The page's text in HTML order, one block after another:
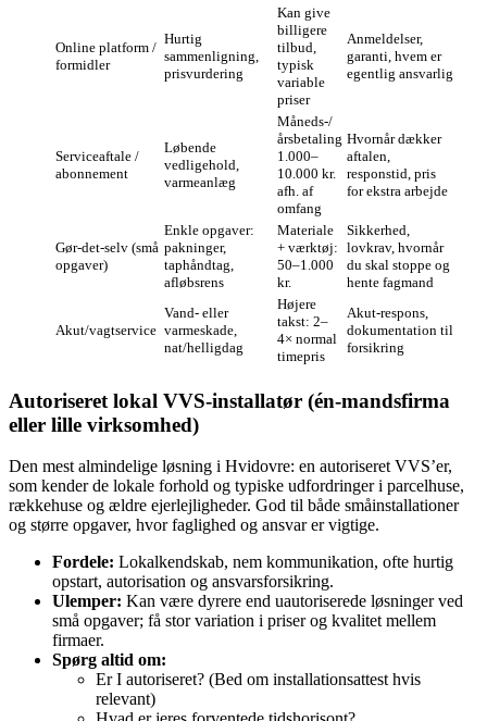
Online platform /
formidler
Hurtig
sammenligning,
prisvurdering
Kan give
billigere
tilbud,
typisk
variable
priser
Anmeldelser,
garanti, hvem er
egentlig ansvarlig
Serviceaftale /
abonnement
Løbende
vedligehold,
varmeanlæg
Måneds-/
årsbetaling
1.000–
10.000 kr.
afh. af
omfang
Hvornår dækker
aftalen,
responstid, pris
for ekstra arbejde
Gør‑det‑selv (små
opgaver)
Enkle opgaver:
pakninger,
taphåndtag,
afløbsrens
Materiale
+ værktøj:
50–1.000
kr.
Sikkerhed,
lovkrav, hvornår
du skal stoppe og
hente fagmand
Akut/vagtservice
Vand- eller
varmeskade,
nat/helligdag
Højere
takst: 2–
4× normal
timepris
Akut-respons,
dokumentation til
forsikring
Autoriseret lokal VVS-installatør (én-mandsfirma
eller lille virksomhed)
Den mest almindelige løsning i Hvidovre: en autoriseret VVS’er,
som kender de lokale forhold og typiske udfordringer i parcelhuse,
rækkehuse og ældre ejerlejligheder. God til både småinstallationer
og større opgaver, hvor faglighed og ansvar er vigtige.
Fordele: Lokalkendskab, nem kommunikation, ofte hurtig
opstart, autorisation og ansvarsforsikring.
Ulemper: Kan være dyrere end uautoriserede løsninger ved
små opgaver; få stor variation i priser og kvalitet mellem
firmaer.
Spørg altid om:
Er I autoriseret? (Bed om installationsattest hvis
relevant)